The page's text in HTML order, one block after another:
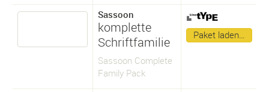
Sassoon
komplette
Schriftfamilie
Sassoon Complete
Family Pack
Paket laden…